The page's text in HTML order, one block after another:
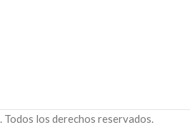
. Todos los derechos reservados.